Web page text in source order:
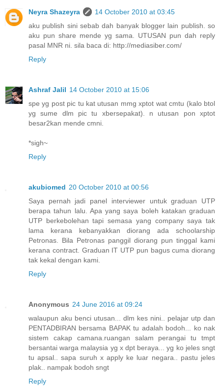
Neyra Shazeyra
14 October 2010 at 03:45
aku publish sini sebab dah banyak blogger lain publish. so
aku pun share mende yg sama. UTUSAN pun dah reply
pasal MNR ni. sila baca di: http://mediasiber.com/
Reply
Ashraf Jalil 14 October 2010 at 15:06
spe yg post pic tu kat utusan mmg xptot wat cmtu (kalo btol
yg sume dlm pic tu xbersepakat). n utusan pon xptot
besar2kan mende cmni.
*sigh~
Reply
akubiomed 20 October 2010 at 00:56
Saya pernah jadi panel interviewer untuk graduan UTP
berapa tahun lalu. Apa yang saya boleh katakan graduan
UTP berkebolehan tapi semasa yang company saya tak
lama kerana kebanyakkan diorang ada schoolarship
Petronas. Bila Petronas panggil diorang pun tinggal kami
kerana contract. Graduan IT UTP pun bagus cuma diorang
tak kekal dengan kami.
Reply
Anonymous 24 June 2016 at 09:24
walaupun aku benci utusan... dlm kes nini.. pelajar utp dan
PENTADBIRAN bersama BAPAK tu adalah bodoh... ko nak
sistem cakap camana.ruangan salam perangai tu tmpt
bersantai warga malaysia yg x dpt beraya... yg ko jeles sngt
tu apsal.. sapa suruh x apply ke luar negara.. pastu jeles
plak.. nampak bodoh sngt
Reply